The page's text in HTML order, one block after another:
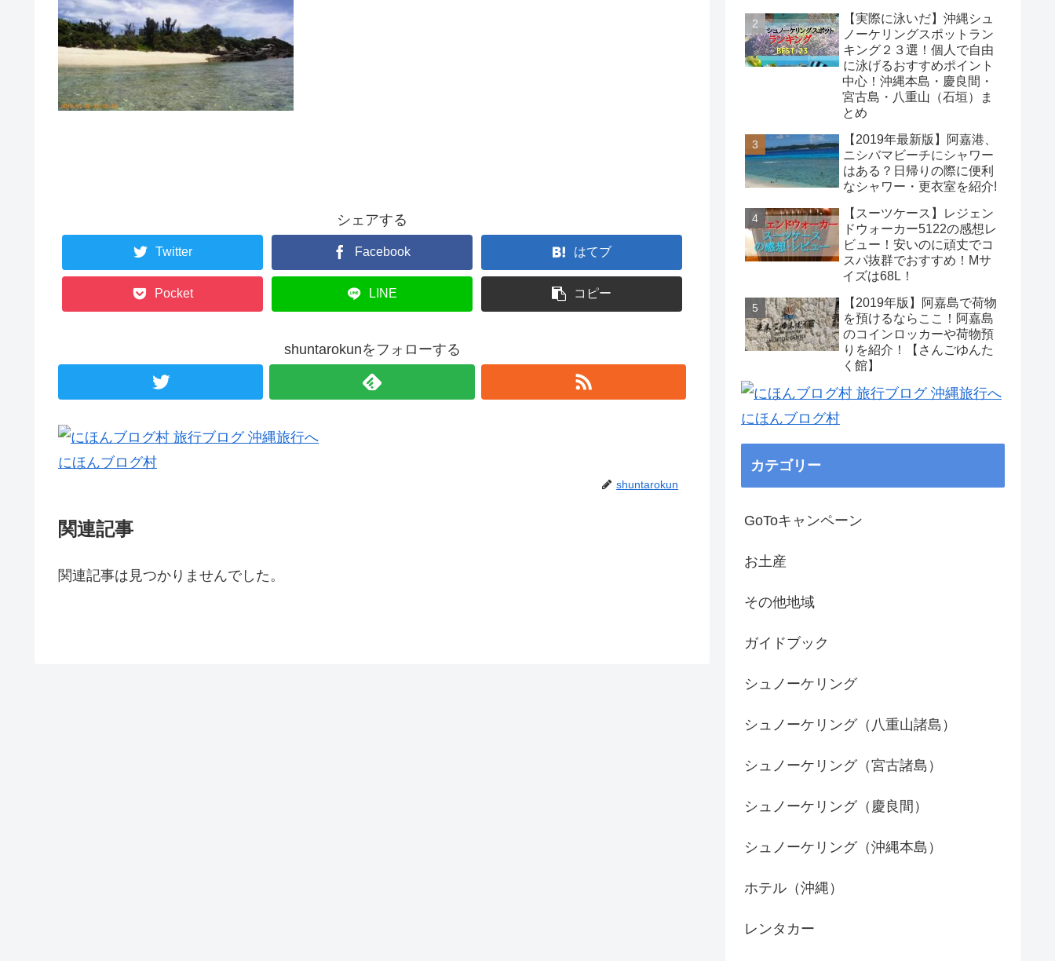
シェアする
Twitter Facebook はてブ
Pocket LINE コピー
shuntarokunをフォローする
にほんブログ村
shuntarokun
関連記事
関連記事は見つかりませんでした。
【実際に泳いだ】沖縄シュ
ノーケリングスポットラン
キング２３選！個人で自由
に泳げるおすすめポイント
中心！沖縄本島・慶良間・
宮古島・八重山（石垣）ま
とめ
【2019年最新版】阿嘉港、
ニシバマビーチにシャワー
はある？日帰りの際に便利
なシャワー・更衣室を紹介!
【スーツケース】レジェン
ドウォーカー5122の感想レ
ビュー！安いのに頑丈でコ
スパ抜群でおすすめ！Mサ
イズは68L！
【2019年版】阿嘉島で荷物
を預けるならここ！阿嘉島
のコインロッカーや荷物預
りを紹介！【さんごゆんた
く館】
にほんブログ村
カテゴリー
GoToキャンペーン
お土産
その他地域
ガイドブック
シュノーケリング
シュノーケリング（八重山諸島）
シュノーケリング（宮古諸島）
シュノーケリング（慶良間）
シュノーケリング（沖縄本島）
ホテル（沖縄）
レンタカー